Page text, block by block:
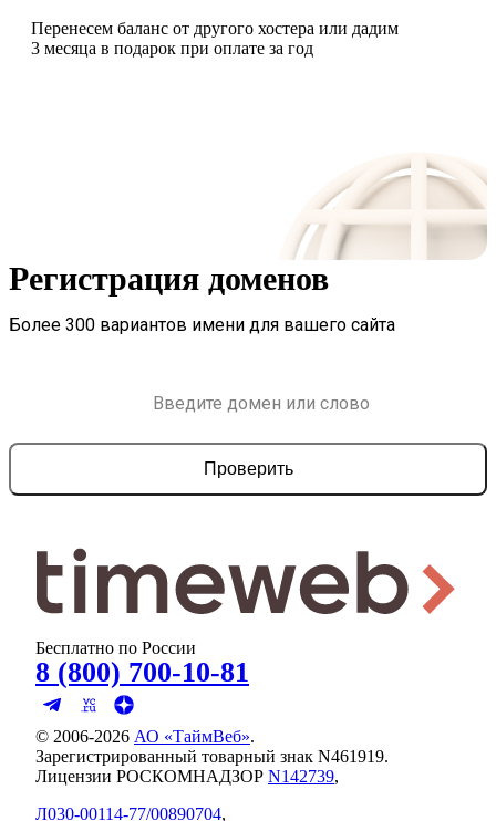
Перенесем баланс от другого хостера или дадим
3 месяца в подарок при оплате за год
Регистрация доменов
Более 300 вариантов имени для вашего сайта
Проверить
Бесплатно по России
8 (800) 700-10-81
© 2006-2026 АО «ТаймВеб».
Зарегистрированный товарный знак N461919.
Лицензии РОСКОМНАДЗОР N142739,
Л030-00114-77/00890704,